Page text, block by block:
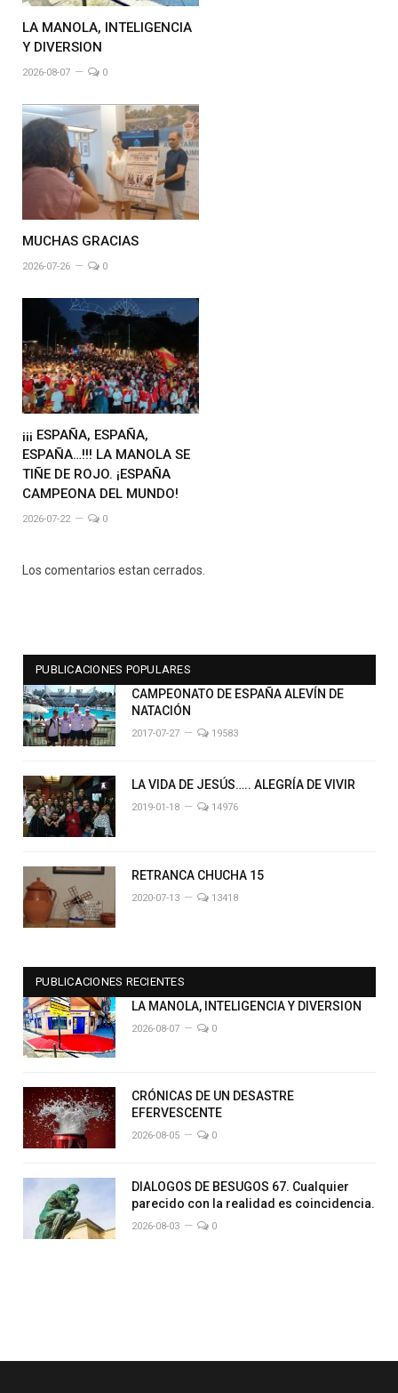
LA MANOLA, INTELIGENCIA
Y DIVERSION
2026-08-07 0
MUCHAS GRACIAS
2026-07-26 0
¡¡¡ ESPAÑA, ESPAÑA,
ESPAÑA…!!! LA MANOLA SE
TIÑE DE ROJO. ¡ESPAÑA
CAMPEONA DEL MUNDO!
2026-07-22 0
Los comentarios estan cerrados.
PUBLICACIONES POPULARES
CAMPEONATO DE ESPAÑA ALEVÍN DE
NATACIÓN
2017-07-27 19583
LA VIDA DE JESÚS….. ALEGRÍA DE VIVIR
2019-01-18 14976
RETRANCA CHUCHA 15
2020-07-13 13418
PUBLICACIONES RECIENTES
LA MANOLA, INTELIGENCIA Y DIVERSION
2026-08-07 0
CRÓNICAS DE UN DESASTRE
EFERVESCENTE
2026-08-05 0
DIALOGOS DE BESUGOS 67. Cualquier
parecido con la realidad es coincidencia.
2026-08-03 0